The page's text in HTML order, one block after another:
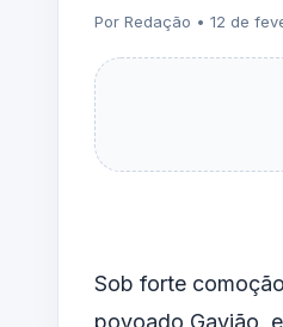
Por Redação • 12 de
Sob forte
povoado Gavião,